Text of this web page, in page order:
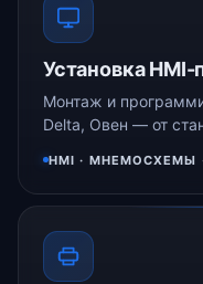
Установка HMI-
Монтаж и
Delta, Овен — от
HMI · МНЕМОСХЕМЫ